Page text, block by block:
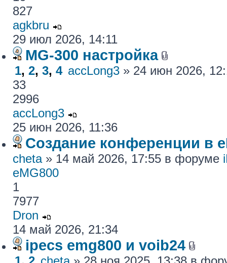
827
agkbru
29 июл 2026, 14:11
MG-300 настройка
1, 2, 3, 4 accLong3 » 24 июн 2026,
33
2996
accLong3
25 июн 2026, 11:36
Создание конференции в
cheta» 14 май 2026, 17:55 в форуме
eMG800
1
7977
Dron
14 май 2026, 21:34
ipecs emg800 и voib24